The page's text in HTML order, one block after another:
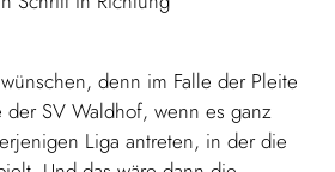
denn im Falle der Pleite
der SV Waldhof, wenn es ganz
Liga antreten, in der die